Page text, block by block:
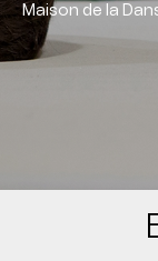
Maison de la